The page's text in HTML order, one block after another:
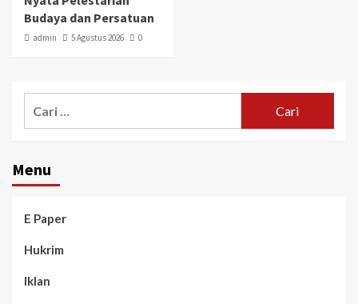
Budaya dan Persatuan
admin 5 Agustus 2026 0
Menu
E Paper
Hukrim
Iklan